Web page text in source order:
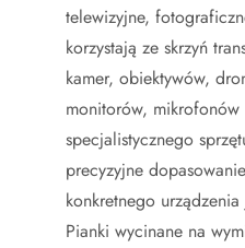
telewizyjne,
korzystają ze skrzyń
kamer, obiektywów,
monitorów,
specjalistycznego
precyzyjne
konkretnego
Pianki wycinane na